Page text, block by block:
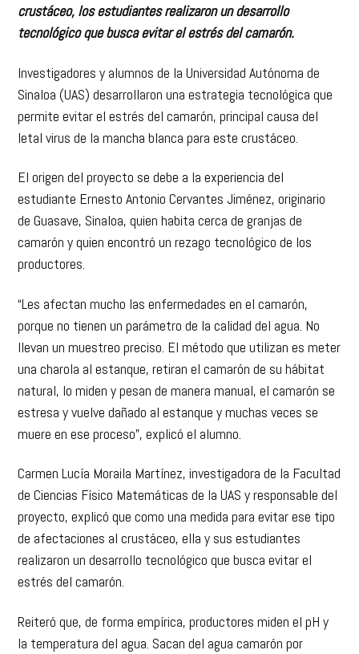
crustáceo, los estudiantes realizaron un desarrollo
tecnológico que busca evitar el estrés del camarón.
Investigadores y alumnos de la Universidad Autónoma de
Sinaloa (UAS) desarrollaron una estrategia tecnológica que
permite evitar el estrés del camarón, principal causa del
letal virus de la mancha blanca para este crustáceo.
El origen del proyecto se debe a la experiencia del
estudiante Ernesto Antonio Cervantes Jiménez, originario
de Guasave, Sinaloa, quien habita cerca de granjas de
camarón y quien encontró un rezago tecnológico de los
productores.
“Les afectan mucho las enfermedades en el camarón,
porque no tienen un parámetro de la calidad del agua. No
llevan un muestreo preciso. El método que utilizan es meter
una charola al estanque, retiran el camarón de su hábitat
natural, lo miden y pesan de manera manual, el camarón se
estresa y vuelve dañado al estanque y muchas veces se
muere en ese proceso”, explicó el alumno.
Carmen Lucía Moraila Martínez, investigadora de la Facultad
de Ciencias Físico Matemáticas de la UAS y responsable del
proyecto, explicó que como una medida para evitar ese tipo
de afectaciones al crustáceo, ella y sus estudiantes
realizaron un desarrollo tecnológico que busca evitar el
estrés del camarón.
Reiteró que, de forma empírica, productores miden el pH y
la temperatura del agua. Sacan del agua camarón por